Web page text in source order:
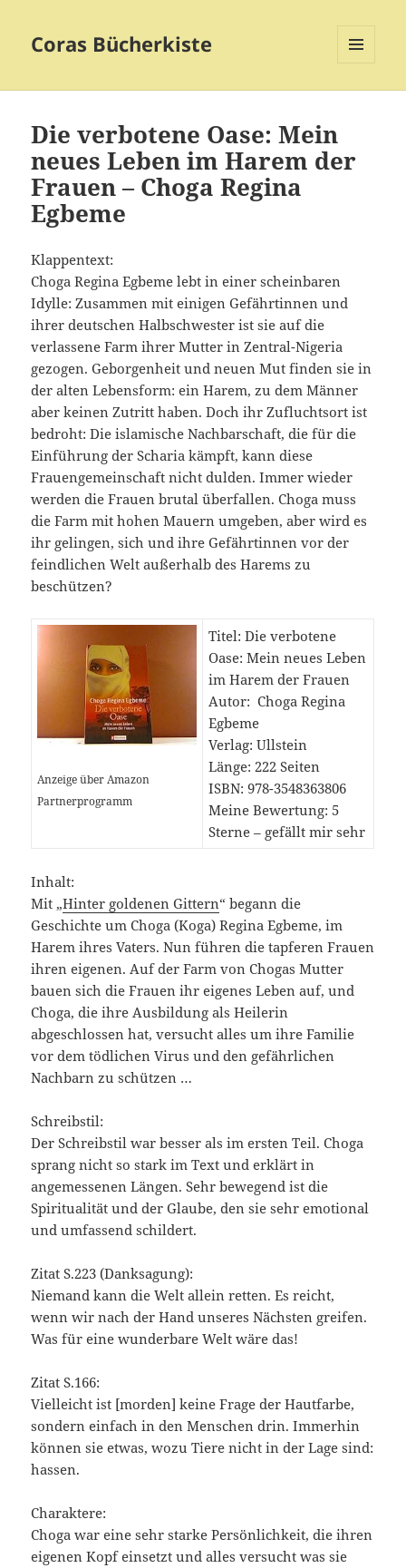
Coras Bücherkiste
Die verbotene Oase: Mein
neues Leben im Harem der
Frauen – Choga Regina
Egbeme
Klappentext:
Choga Regina Egbeme lebt in einer scheinbaren
Idylle: Zusammen mit einigen Gefährtinnen und
ihrer deutschen Halbschwester ist sie auf die
verlassene Farm ihrer Mutter in Zentral-Nigeria
gezogen. Geborgenheit und neuen Mut finden sie in
der alten Lebensform: ein Harem, zu dem Männer
aber keinen Zutritt haben. Doch ihr Zufluchtsort ist
bedroht: Die islamische Nachbarschaft, die für die
Einführung der Scharia kämpft, kann diese
Frauengemeinschaft nicht dulden. Immer wieder
werden die Frauen brutal überfallen. Choga muss
die Farm mit hohen Mauern umgeben, aber wird es
ihr gelingen, sich und ihre Gefährtinnen vor der
feindlichen Welt außerhalb des Harems zu
beschützen?
Anzeige über Amazon
Partnerprogramm
Titel: Die verbotene
Oase: Mein neues Leben
im Harem der Frauen
Autor: Choga Regina
Egbeme
Verlag: Ullstein
Länge: 222 Seiten
ISBN: 978-3548363806
Meine Bewertung: 5
Sterne – gefällt mir sehr
Inhalt:
Mit „Hinter goldenen Gittern“ begann die
Geschichte um Choga (Koga) Regina Egbeme, im
Harem ihres Vaters. Nun führen die tapferen Frauen
ihren eigenen. Auf der Farm von Chogas Mutter
bauen sich die Frauen ihr eigenes Leben auf, und
Choga, die ihre Ausbildung als Heilerin
abgeschlossen hat, versucht alles um ihre Familie
vor dem tödlichen Virus und den gefährlichen
Nachbarn zu schützen …
Schreibstil:
Der Schreibstil war besser als im ersten Teil. Choga
sprang nicht so stark im Text und erklärt in
angemessenen Längen. Sehr bewegend ist die
Spiritualität und der Glaube, den sie sehr emotional
und umfassend schildert.
Zitat S.223 (Danksagung):
Niemand kann die Welt allein retten. Es reicht,
wenn wir nach der Hand unseres Nächsten greifen.
Was für eine wunderbare Welt wäre das!
Zitat S.166:
Vielleicht ist [morden] keine Frage der Hautfarbe,
sondern einfach in den Menschen drin. Immerhin
können sie etwas, wozu Tiere nicht in der Lage sind:
hassen.
Charaktere:
Choga war eine sehr starke Persönlichkeit, die ihren
eigenen Kopf einsetzt und alles versucht was sie